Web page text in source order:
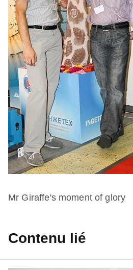
Mr Giraffe's moment of glory
Contenu lié